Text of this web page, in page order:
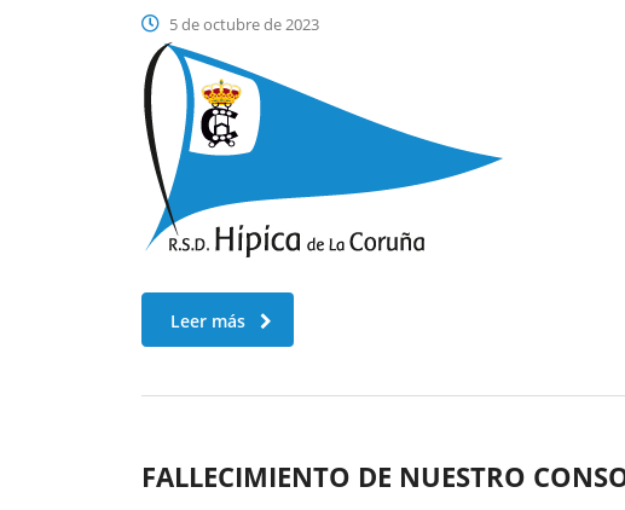
5 de octubre de 2023
Leer más
FALLECIMIENTO DE NUESTRO